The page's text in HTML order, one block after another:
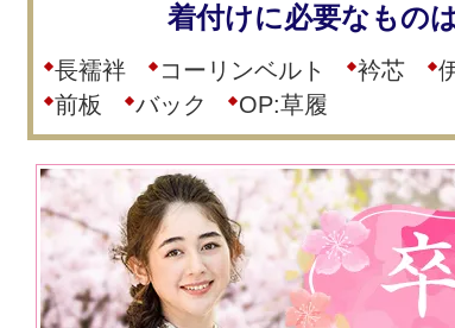
着付けに必要なもの
長襦袢 コーリンベルト 衿芯
前板
バック OP:草履